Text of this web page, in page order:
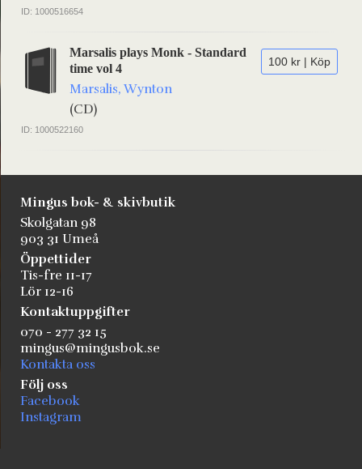
ID: 1000516654
100 kr | Köp
Marsalis plays Monk - Standard
time vol 4
Marsalis, Wynton
(CD)
ID: 1000522160
Mingus bok- & skivbutik
Skolgatan 98
903 31 Umeå
Öppettider
Tis-fre 11-17
Lör 12-16
Kontaktuppgifter
070 - 277 32 15
mingus@mingusbok.se
Kontakta oss
Följ oss
Facebook
Instagram